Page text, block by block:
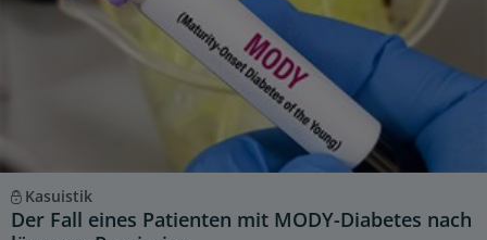
Kasuistik
Der Fall eines Patienten mit MODY-Diabetes nach